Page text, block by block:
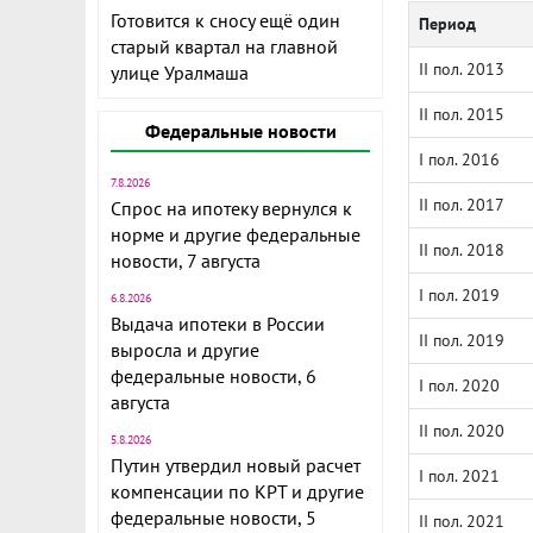
Готовится к сносу ещё один
старый квартал на главной
улице Уралмаша
Федеральные новости
7.8.2026
Спрос на ипотеку вернулся к
норме и другие федеральные
новости, 7 августа
6.8.2026
Выдача ипотеки в России
выросла и другие
федеральные новости, 6
августа
5.8.2026
Путин утвердил новый расчет
компенсации по КРТ и другие
федеральные новости, 5
Период
II пол. 2013
II пол. 2015
I пол. 2016
II пол. 2017
II пол. 2018
I пол. 2019
II пол. 2019
I пол. 2020
II пол. 2020
I пол. 2021
II пол. 2021